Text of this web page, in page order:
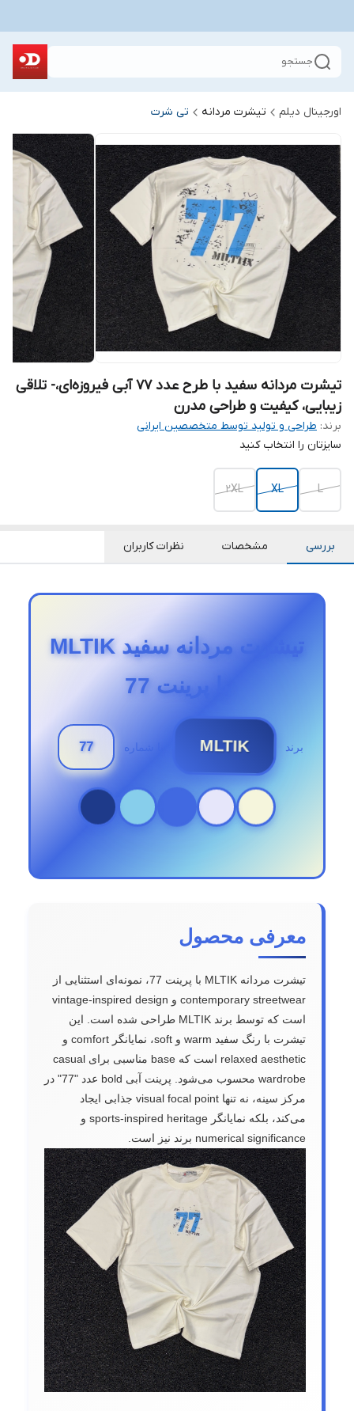
جستجو
اورجینال دیلم تیشرت مردانه تی شرت
تیشرت مردانه سفید با طرح عدد 77 آبی فیروزه‌ای،- تلاقی
زیبایی، کیفیت و طراحی مدرن
برند: طراحی و تولید توسط متخصصین ایرانی
سایزتان را انتخاب کنید
L
XL
2XL
بررسی مشخصات نظرات کاربران
تیشرت مردانه سفید MLTIK
با پرینت 77
برند MLTIK با شماره 77
معرفی محصول
تیشرت مردانه MLTIK با پرینت 77، نمونه‌ای استثنایی از
contemporary streetwear و vintage-inspired design
است که توسط برند MLTIK طراحی شده است. این
تیشرت با رنگ سفید warm و soft، نمایانگر comfort و
relaxed aesthetic است که base مناسبی برای casual
wardrobe محسوب می‌شود. پرینت آبی bold عدد "77" در
مرکز سینه، نه تنها visual focal point جذابی ایجاد
می‌کند، بلکه نمایانگر sports-inspired heritage و
numerical significance برند نیز است.